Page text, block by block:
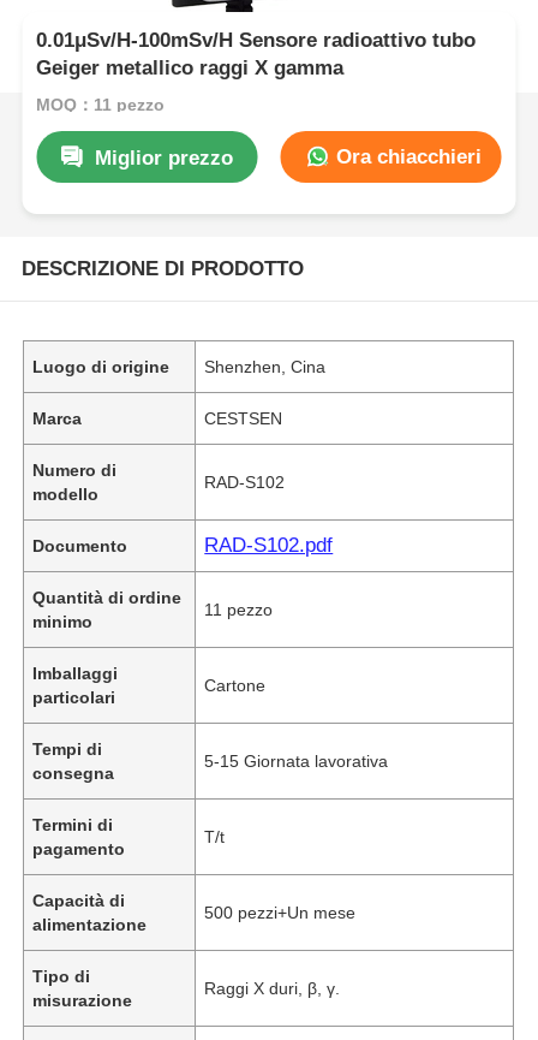
0.01μSv/H-100mSv/H Sensore radioattivo tubo
Geiger metallico raggi X gamma
MOQ：11 pezzo
Miglior prezzo Ora chiacchieri
DESCRIZIONE DI PRODOTTO
Luogo di origine Shenzhen, Cina
Marca CESTSEN
Numero di
modello
RAD-S102
Documento RAD-S102.pdf
Quantità di ordine
minimo
11 pezzo
Imballaggi
particolari
Cartone
Tempi di
consegna
5-15 Giornata lavorativa
Termini di
pagamento
T/t
Capacità di
alimentazione
500 pezzi+Un mese
Tipo di
misurazione
Raggi X duri, β, γ.